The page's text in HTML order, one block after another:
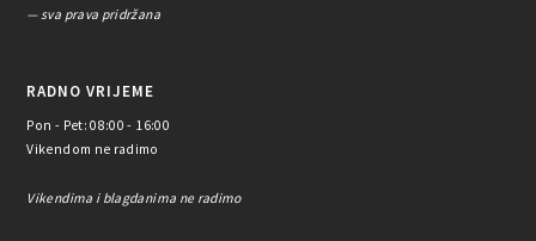
— sva prava pridržana
RADNO VRIJEME
Pon - Pet: 08:00 - 16:00
Vikendom ne radimo
Vikendima i blagdanima ne radimo